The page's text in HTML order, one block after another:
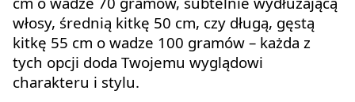
włosy, średnią kitkę 50 cm, czy długą, gęstą
kitkę 55 cm o wadze 100 gramów – każda z
tych opcji doda Twojemu wyglądowi
charakteru i stylu.